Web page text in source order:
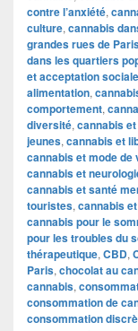
contre l’anxiété,
culture, cannabis
grandes rues de
dans les quartiers
et acceptation sociale
alimentation,
comportement,
diversité, cannabis
jeunes, cannabis et
cannabis et mode de
cannabis et
cannabis et santé
touristes, cannabis
cannabis pour le
pour les troubles du
thérapeutique, CBD,
Paris, chocolat au
cannabis,
consommation de
consommation